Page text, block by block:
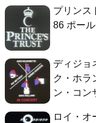
プリンス
86 ポー
ディジョ
ク・ホ
ン・コン
ロイ・オ